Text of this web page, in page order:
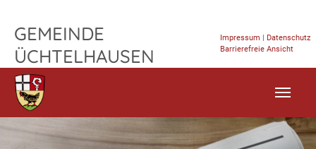
GEMEINDE
ÜCHTELHAUSEN
Impressum | Datenschutz
Barrierefreie Ansicht